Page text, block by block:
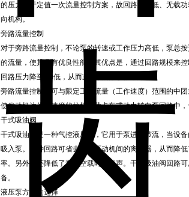
的压力低于定值一次流量控制方案，故回路温升低、无载
向机构。
旁路流量控制
对于旁路流量控制，不论泵的转速或工作压力高低，泵总
的流量，使其具有优良性能。其优点是，通过回路规模来
回路压力降至zui低，从而减少管路及其泄漏。
旁路流量控制阀可与限定工作流量（工作速度）范围的中
使发动机达优良速度的垃圾运载卡车或动力转向泵回路中，
干式吸油阀
干式吸油阀是一种气控液压阀，它用于泵进油节流，当设
吸入泵。这种回路可省去泵与原动机间的离合器，从而降
率。另外，还降低了泵在空载时的噪声。干式吸油阀回路
备。
液压泵方案的选择